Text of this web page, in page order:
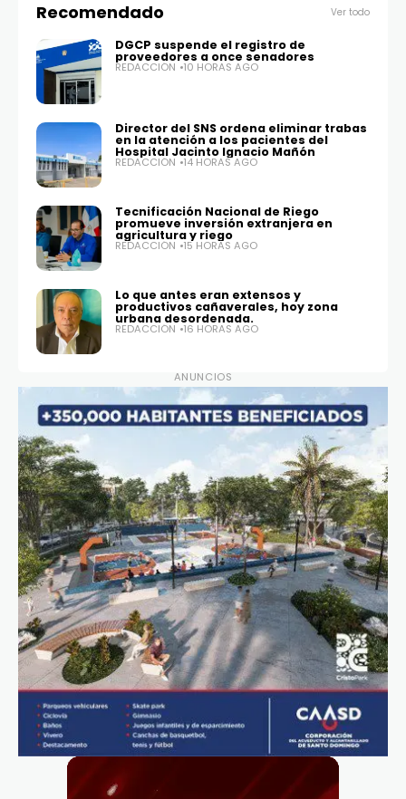
Recomendado Ver todo
DGCP suspende el registro de
proveedores a once senadores
REDACCIÓN 10 HORAS AGO
Director del SNS ordena eliminar trabas
en la atención a los pacientes del
Hospital Jacinto Ignacio Mañón
REDACCIÓN 14 HORAS AGO
Tecnificación Nacional de Riego
promueve inversión extranjera en
agricultura y riego
REDACCIÓN 15 HORAS AGO
Lo que antes eran extensos y
productivos cañaverales, hoy zona
urbana desordenada.
REDACCIÓN 16 HORAS AGO
ANUNCIOS